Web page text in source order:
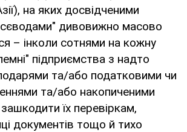
на яких досвідченими
дивовижно масово
– інколи сотнями на кожну
підприємства з надто
та/або податковими чи
та/або накопиченими
їх перевіркам,
документів тощо й тихо